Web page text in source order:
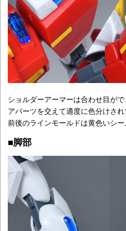
ショルダーアーマーは合わせ目が
アパーツを交えて適度に色分けされ
前後のラインモールドは黄色いシー
■脚部